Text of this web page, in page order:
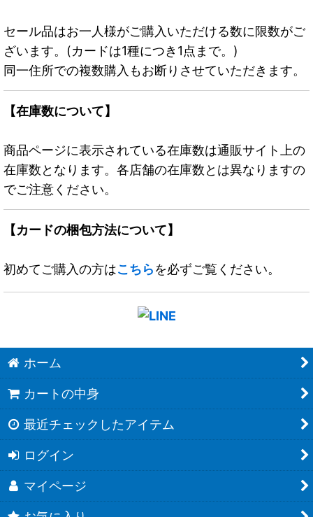
セール品はお一人様がご購入いただける数に限数がご
ざいます。(カードは1種につき1点まで。)
同一住所での複数購入もお断りさせていただきます。
【在庫数について】
商品ページに表示されている在庫数は通販サイト上の
在庫数となります。各店舗の在庫数とは異なりますの
でご注意ください。
【カードの梱包方法について】
初めてご購入の方はこちらを必ずご覧ください。
ホーム
カートの中身
最近チェックしたアイテム
ログイン
マイページ